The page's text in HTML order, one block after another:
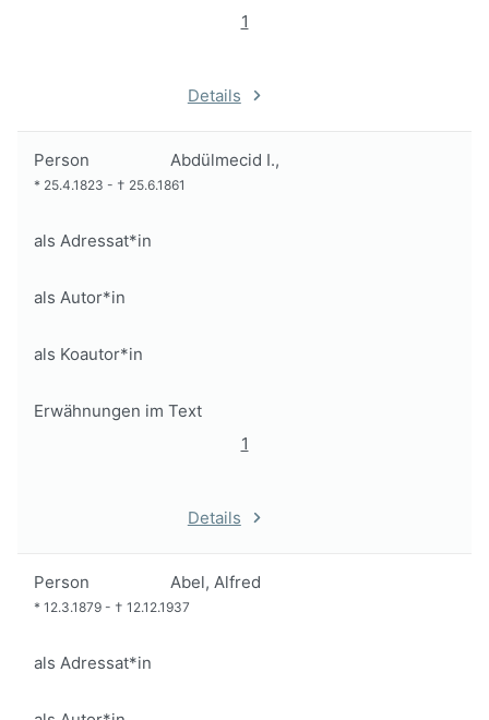
1
Details
Person Abdülmecid I.,
* 25.4.1823 - † 25.6.1861
als Adressat*in
als Autor*in
als Koautor*in
Erwähnungen im Text
1
Details
Person Abel, Alfred
* 12.3.1879 - † 12.12.1937
als Adressat*in